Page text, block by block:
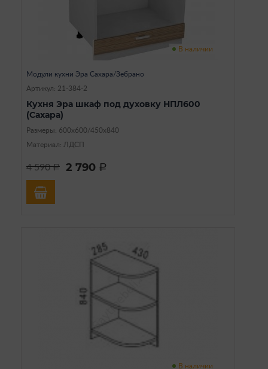
В наличии
Модули кухни Эра Сахара/Зебрано
Артикул: 21-384-2
Кухня Эра шкаф под духовку НПЛ600
(Сахара)
Размеры: 600х600/450х840
Материал: ЛДСП
4 590a 2 790 a
В наличии